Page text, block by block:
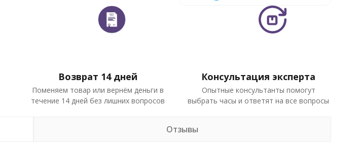
Возврат 14 дней
Поменяем товар или вернём деньги в
течение 14 дней без лишних вопросов
Консультация эксперта
Опытные консультанты помогут
выбрать часы и ответят на все вопросы
Отзывы